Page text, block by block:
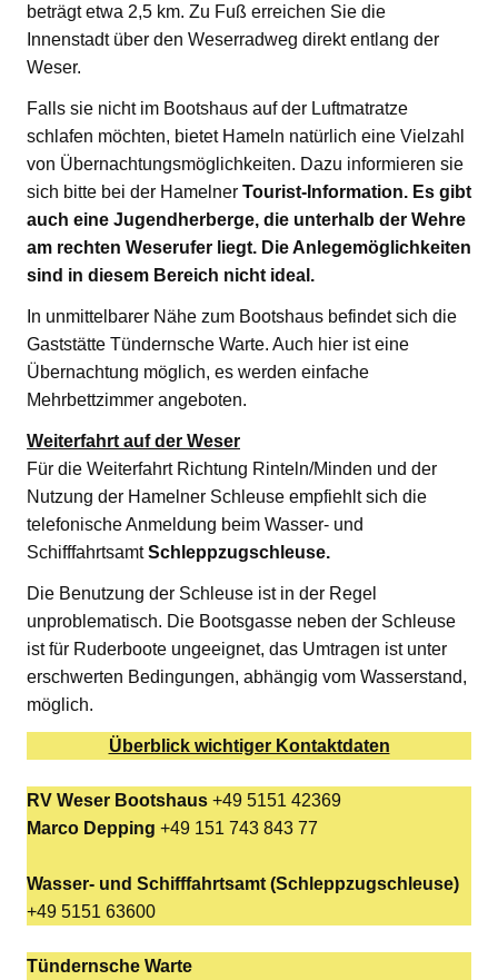
beträgt etwa 2,5 km. Zu Fuß erreichen Sie die
Innenstadt über den Weserradweg direkt entlang der
Weser.
Falls sie nicht im Bootshaus auf der Luftmatratze
schlafen möchten, bietet Hameln natürlich eine Vielzahl
von Übernachtungsmöglichkeiten. Dazu informieren sie
sich bitte bei der Hamelner Tourist-Information. Es gibt
auch eine Jugendherberge, die unterhalb der Wehre
am rechten Weserufer liegt. Die Anlegemöglichkeiten
sind in diesem Bereich nicht ideal.
In unmittelbarer Nähe zum Bootshaus befindet sich die
Gaststätte Tündernsche Warte. Auch hier ist eine
Übernachtung möglich, es werden einfache
Mehrbettzimmer angeboten.
Weiterfahrt auf der Weser
Für die Weiterfahrt Richtung Rinteln/Minden und der
Nutzung der Hamelner Schleuse empfiehlt sich die
telefonische Anmeldung beim Wasser- und
SchifffahrtsamtSchleppzugschleuse.
Die Benutzung der Schleuse ist in der Regel
unproblematisch. Die Bootsgasse neben der Schleuse
ist für Ruderboote ungeeignet, das Umtragen ist unter
erschwerten Bedingungen, abhängig vom Wasserstand,
möglich.
Überblick wichtiger Kontaktdaten
RV Weser Bootshaus +49 5151 42369
Marco Depping +49 151 743 843 77
Wasser- und Schifffahrtsamt (Schleppzugschleuse)
+49 5151 63600
Tündernsche Warte